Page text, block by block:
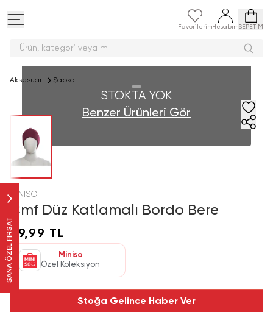
Favorilerim HesabımSEPETİM
Ürün, kategori v
SANA ÖZEL FIRSAT
Aksesuar Şapka
STOKTA YOK
Benzer Ürünleri Gör
MINISO
Cmf Düz Katlamalı Bordo Bere
69,99 TL
Miniso
Özel Koleksiyon
Stoğa Gelince Haber Ver